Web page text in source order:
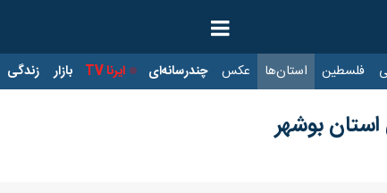
فلسطین استان‌ها عکس چندرسانه‌ای ایرنا TV بازار زندگی
بوشهر